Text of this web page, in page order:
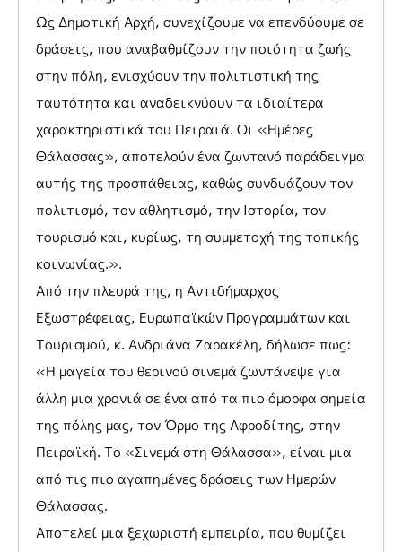
Ως Δημοτική Αρχή, συνεχίζουμε να επενδύουμε σε
δράσεις, που αναβαθμίζουν την ποιότητα ζωής
στην πόλη, ενισχύουν την πολιτιστική της
ταυτότητα και αναδεικνύουν τα ιδιαίτερα
χαρακτηριστικά του Πειραιά. Οι «Ημέρες
Θάλασσας», αποτελούν ένα ζωντανό παράδειγμα
αυτής της προσπάθειας, καθώς συνδυάζουν τον
πολιτισμό, τον αθλητισμό, την Ιστορία, τον
τουρισμό και, κυρίως, τη συμμετοχή της τοπικής
κοινωνίας.».
Από την πλευρά της, η Αντιδήμαρχος
Εξωστρέφειας, Ευρωπαϊκών Προγραμμάτων και
Τουρισμού, κ. Ανδριάνα Ζαρακέλη, δήλωσε πως:
«Η μαγεία του θερινού σινεμά ζωντάνεψε για
άλλη μια χρονιά σε ένα από τα πιο όμορφα σημεία
της πόλης μας, τον Όρμο της Αφροδίτης, στην
Πειραϊκή. Το «Σινεμά στη Θάλασσα», είναι μια
από τις πιο αγαπημένες δράσεις των Ημερών
Θάλασσας.
Αποτελεί μια ξεχωριστή εμπειρία, που θυμίζει